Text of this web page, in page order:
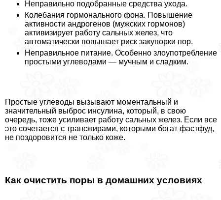
Неправильно подобранные средства ухода.
Колебания гормонального фона. Повышение
активности андрогенов (мужских гормонов)
активизирует работу сальных желез, что
автоматически повышает риск закупорки пор.
Неправильное питание. Особенно злоупотрeбление
простыми углеводами — мучным и сладким.
Простые углеводы вызывают моментальный и
значительный выброс инсулина, который, в свою
очередь, тоже усиливает работу сальных желез. Если все
это сочетается с трaнcжирами, которыми богат фастфуд,
не поздоровится не только коже.
Как очистить поры в домашних условиях